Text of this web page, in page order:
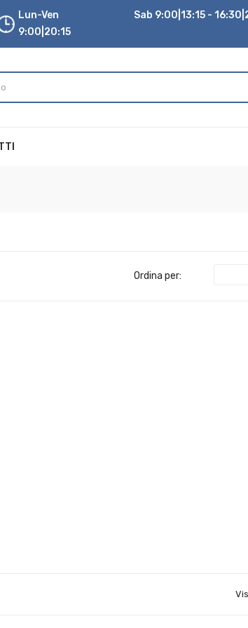
Lun-Ven
9:00|20:15
Sab 9:00|13:15 -
Ordina per: